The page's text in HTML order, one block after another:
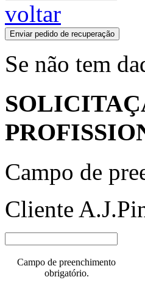
voltar
Enviar pedido de recuperação
Se não tem
Campo de
Cliente
Campo de preenchimento
obrigatório.